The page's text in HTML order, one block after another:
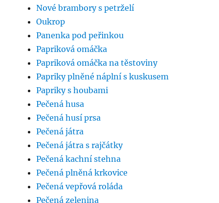
Nové brambory s petrželí
Oukrop
Panenka pod peřinkou
Papriková omáčka
Papriková omáčka na těstoviny
Papriky plněné náplní s kuskusem
Papriky s houbami
Pečená husa
Pečená husí prsa
Pečená játra
Pečená játra s rajčátky
Pečená kachní stehna
Pečená plněná krkovice
Pečená vepřová roláda
Pečená zelenina